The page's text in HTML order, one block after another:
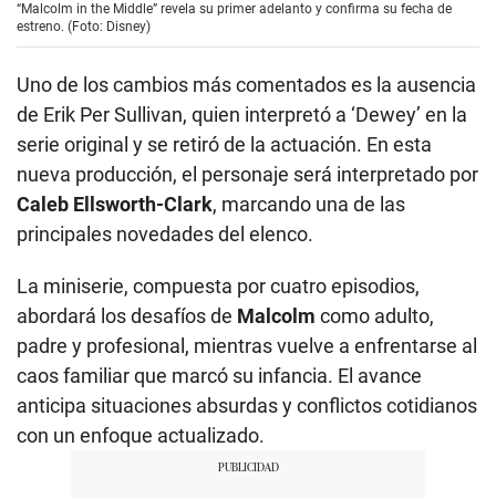
“Malcolm in the Middle” revela su primer adelanto y confirma su fecha de
estreno. (Foto: Disney)
Uno de los cambios más comentados es la ausencia
de Erik Per Sullivan, quien interpretó a ‘Dewey’ en la
serie original y se retiró de la actuación. En esta
nueva producción, el personaje será interpretado por
Caleb Ellsworth-Clark, marcando una de las
principales novedades del elenco.
La miniserie, compuesta por cuatro episodios,
abordará los desafíos de Malcolm como adulto,
padre y profesional, mientras vuelve a enfrentarse al
caos familiar que marcó su infancia. El avance
anticipa situaciones absurdas y conflictos cotidianos
con un enfoque actualizado.